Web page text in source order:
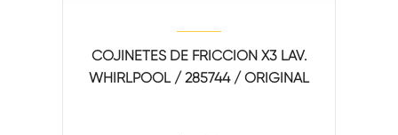
COJINETES DE FRICCION X3 LAV.
WHIRLPOOL / 285744 / ORIGINAL